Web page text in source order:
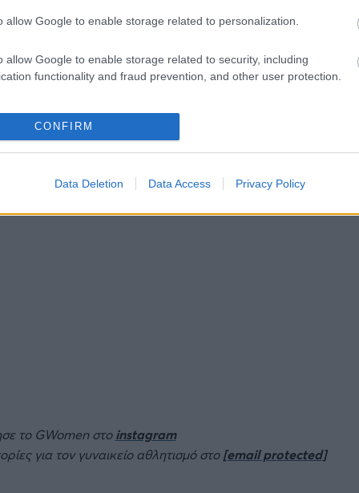
allow Google to enable storage related to personalization.
allow Google to enable storage related to security, including
functionality and fraud prevention, and other user protection.
CONFIRM
Data Deletion Data Access Privacy Policy
το GWomen στοinstagram
για τον γυναικείο αθλητισμό στο[email protected]